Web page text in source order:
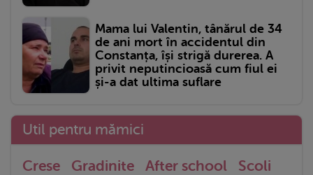
Mama lui Valentin, tânărul de 34
de ani mort în accidentul din
Constanța, își strigă durerea. A
privit neputincioasă cum fiul ei
și-a dat ultima suflare
Util pentru mămici
Crese Gradinite After school
Scoli